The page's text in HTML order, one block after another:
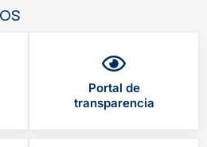
Portal de
transparencia